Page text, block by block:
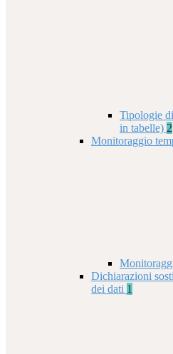
Tipologie
in tabelle) 2
Monitoraggio
Dichiarazioni
dei dati 1